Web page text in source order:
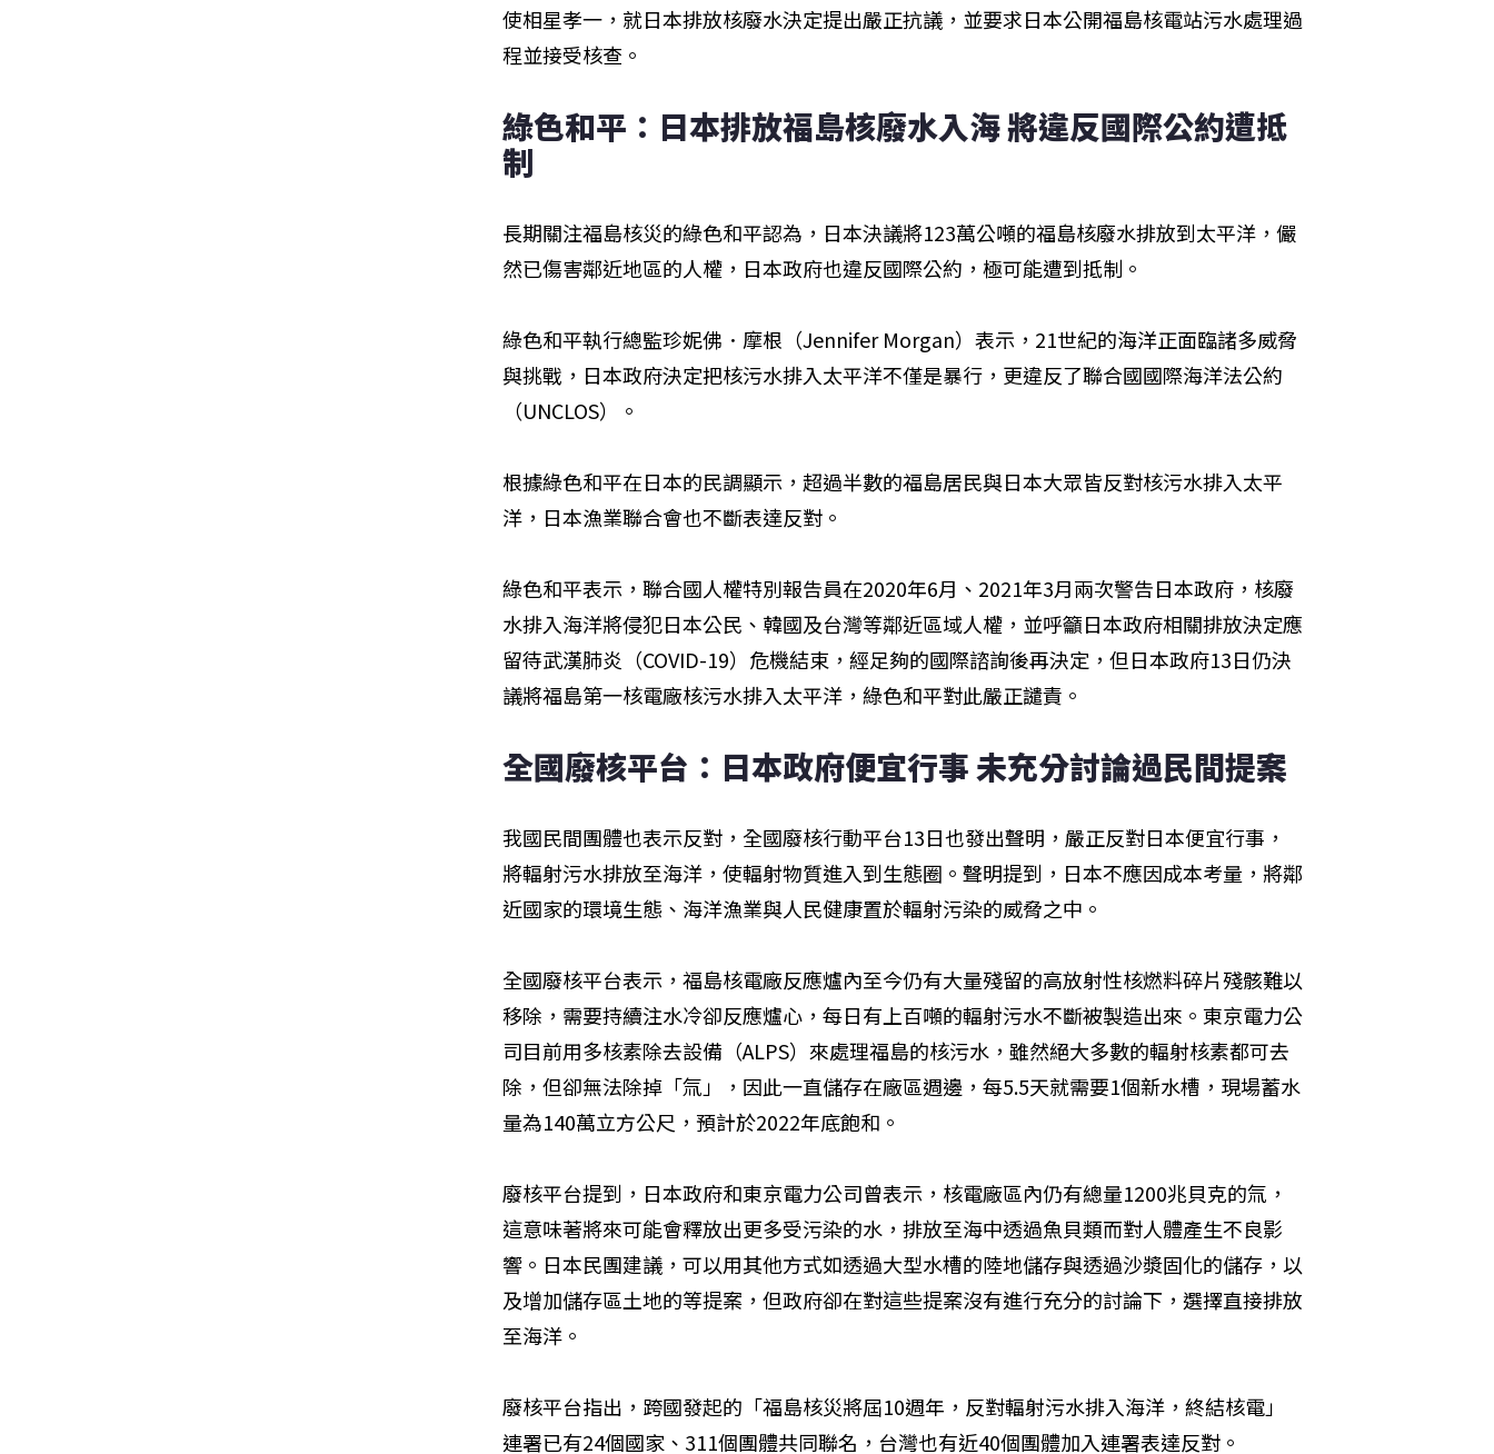
使相星孝一，就日本排放核廢水決定提出嚴正抗議，並要求日本公開福島核電站污水處理過
程並接受核查。
綠色和平：日本排放福島核廢水入海 將違反國際公約遭抵
制
長期關注福島核災的綠色和平認為，日本決議將123萬公噸的福島核廢水排放到太平洋，儼
然已傷害鄰近地區的人權，日本政府也違反國際公約，極可能遭到抵制。
綠色和平執行總監珍妮佛．摩根（Jennifer Morgan）表示，21世紀的海洋正面臨諸多威脅
與挑戰，日本政府決定把核污水排入太平洋不僅是暴行，更違反了聯合國國際海洋法公約
（UNCLOS）。
根據綠色和平在日本的民調顯示，超過半數的福島居民與日本大眾皆反對核污水排入太平
洋，日本漁業聯合會也不斷表達反對。
綠色和平表示，聯合國人權特別報告員在2020年6月、2021年3月兩次警告日本政府，核廢
水排入海洋將侵犯日本公民、韓國及台灣等鄰近區域人權，並呼籲日本政府相關排放決定應
留待武漢肺炎（COVID-19）危機結束，經足夠的國際諮詢後再決定，但日本政府13日仍決
議將福島第一核電廠核污水排入太平洋，綠色和平對此嚴正譴責。
全國廢核平台：日本政府便宜行事 未充分討論過民間提案
我國民間團體也表示反對，全國廢核行動平台13日也發出聲明，嚴正反對日本便宜行事，
將輻射污水排放至海洋，使輻射物質進入到生態圈。聲明提到，日本不應因成本考量，將鄰
近國家的環境生態、海洋漁業與人民健康置於輻射污染的威脅之中。
全國廢核平台表示，福島核電廠反應爐內至今仍有大量殘留的高放射性核燃料碎片殘骸難以
移除，需要持續注水冷卻反應爐心，每日有上百噸的輻射污水不斷被製造出來。東京電力公
司目前用多核素除去設備（ALPS）來處理福島的核污水，雖然絕大多數的輻射核素都可去
除，但卻無法除掉「氚」，因此一直儲存在廠區週邊，每5.5天就需要1個新水槽，現場蓄水
量為140萬立方公尺，預計於2022年底飽和。
廢核平台提到，日本政府和東京電力公司曾表示，核電廠區內仍有總量1200兆貝克的氚，
這意味著將來可能會釋放出更多受污染的水，排放至海中透過魚貝類而對人體產生不良影
響。日本民團建議，可以用其他方式如透過大型水槽的陸地儲存與透過沙漿固化的儲存，以
及增加儲存區土地的等提案，但政府卻在對這些提案沒有進行充分的討論下，選擇直接排放
至海洋。
廢核平台指出，跨國發起的「福島核災將屆10週年，反對輻射污水排入海洋，終結核電」
連署已有24個國家、311個團體共同聯名，台灣也有近40個團體加入連署表達反對。